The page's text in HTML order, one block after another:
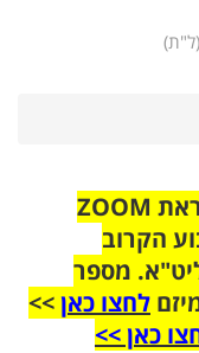
(ל"ת)
הצטרפו לקבוצת הוואטסאפ לקראת ZOOM
הקרוב
מספר
לחצו כאן>>
כאן >>